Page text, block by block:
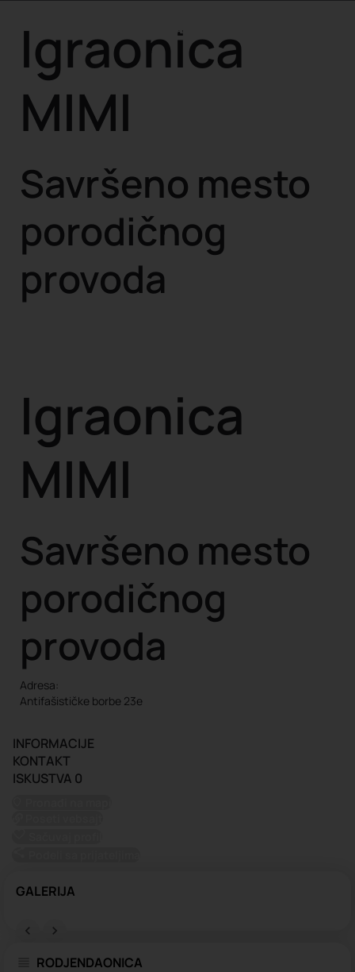
Igraonica
MIMI
Savršeno mesto
porodičnog
provoda
Igraonica
MIMI
Savršeno mesto
porodičnog
provoda
Adresa:
Antifašističke borbe 23e
INFORMACIJE
KONTAKT
ISKUSTVA 0
GALERIJA
RODJENDAONICA